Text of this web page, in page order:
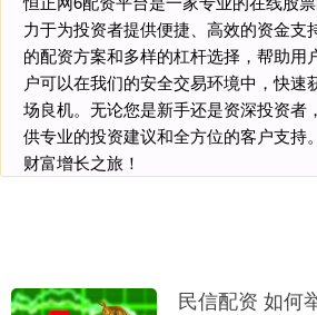
力于为投资者提供便捷、高效的资金支
的配资方案和多样的杠杆选择，帮助用
户可以在我们的安全交易环境中，快速
场良机。无论您是新手还是资深投资者
供专业的投资建议和全方位的客户支持
财富增长之旅！
民信配资 如何